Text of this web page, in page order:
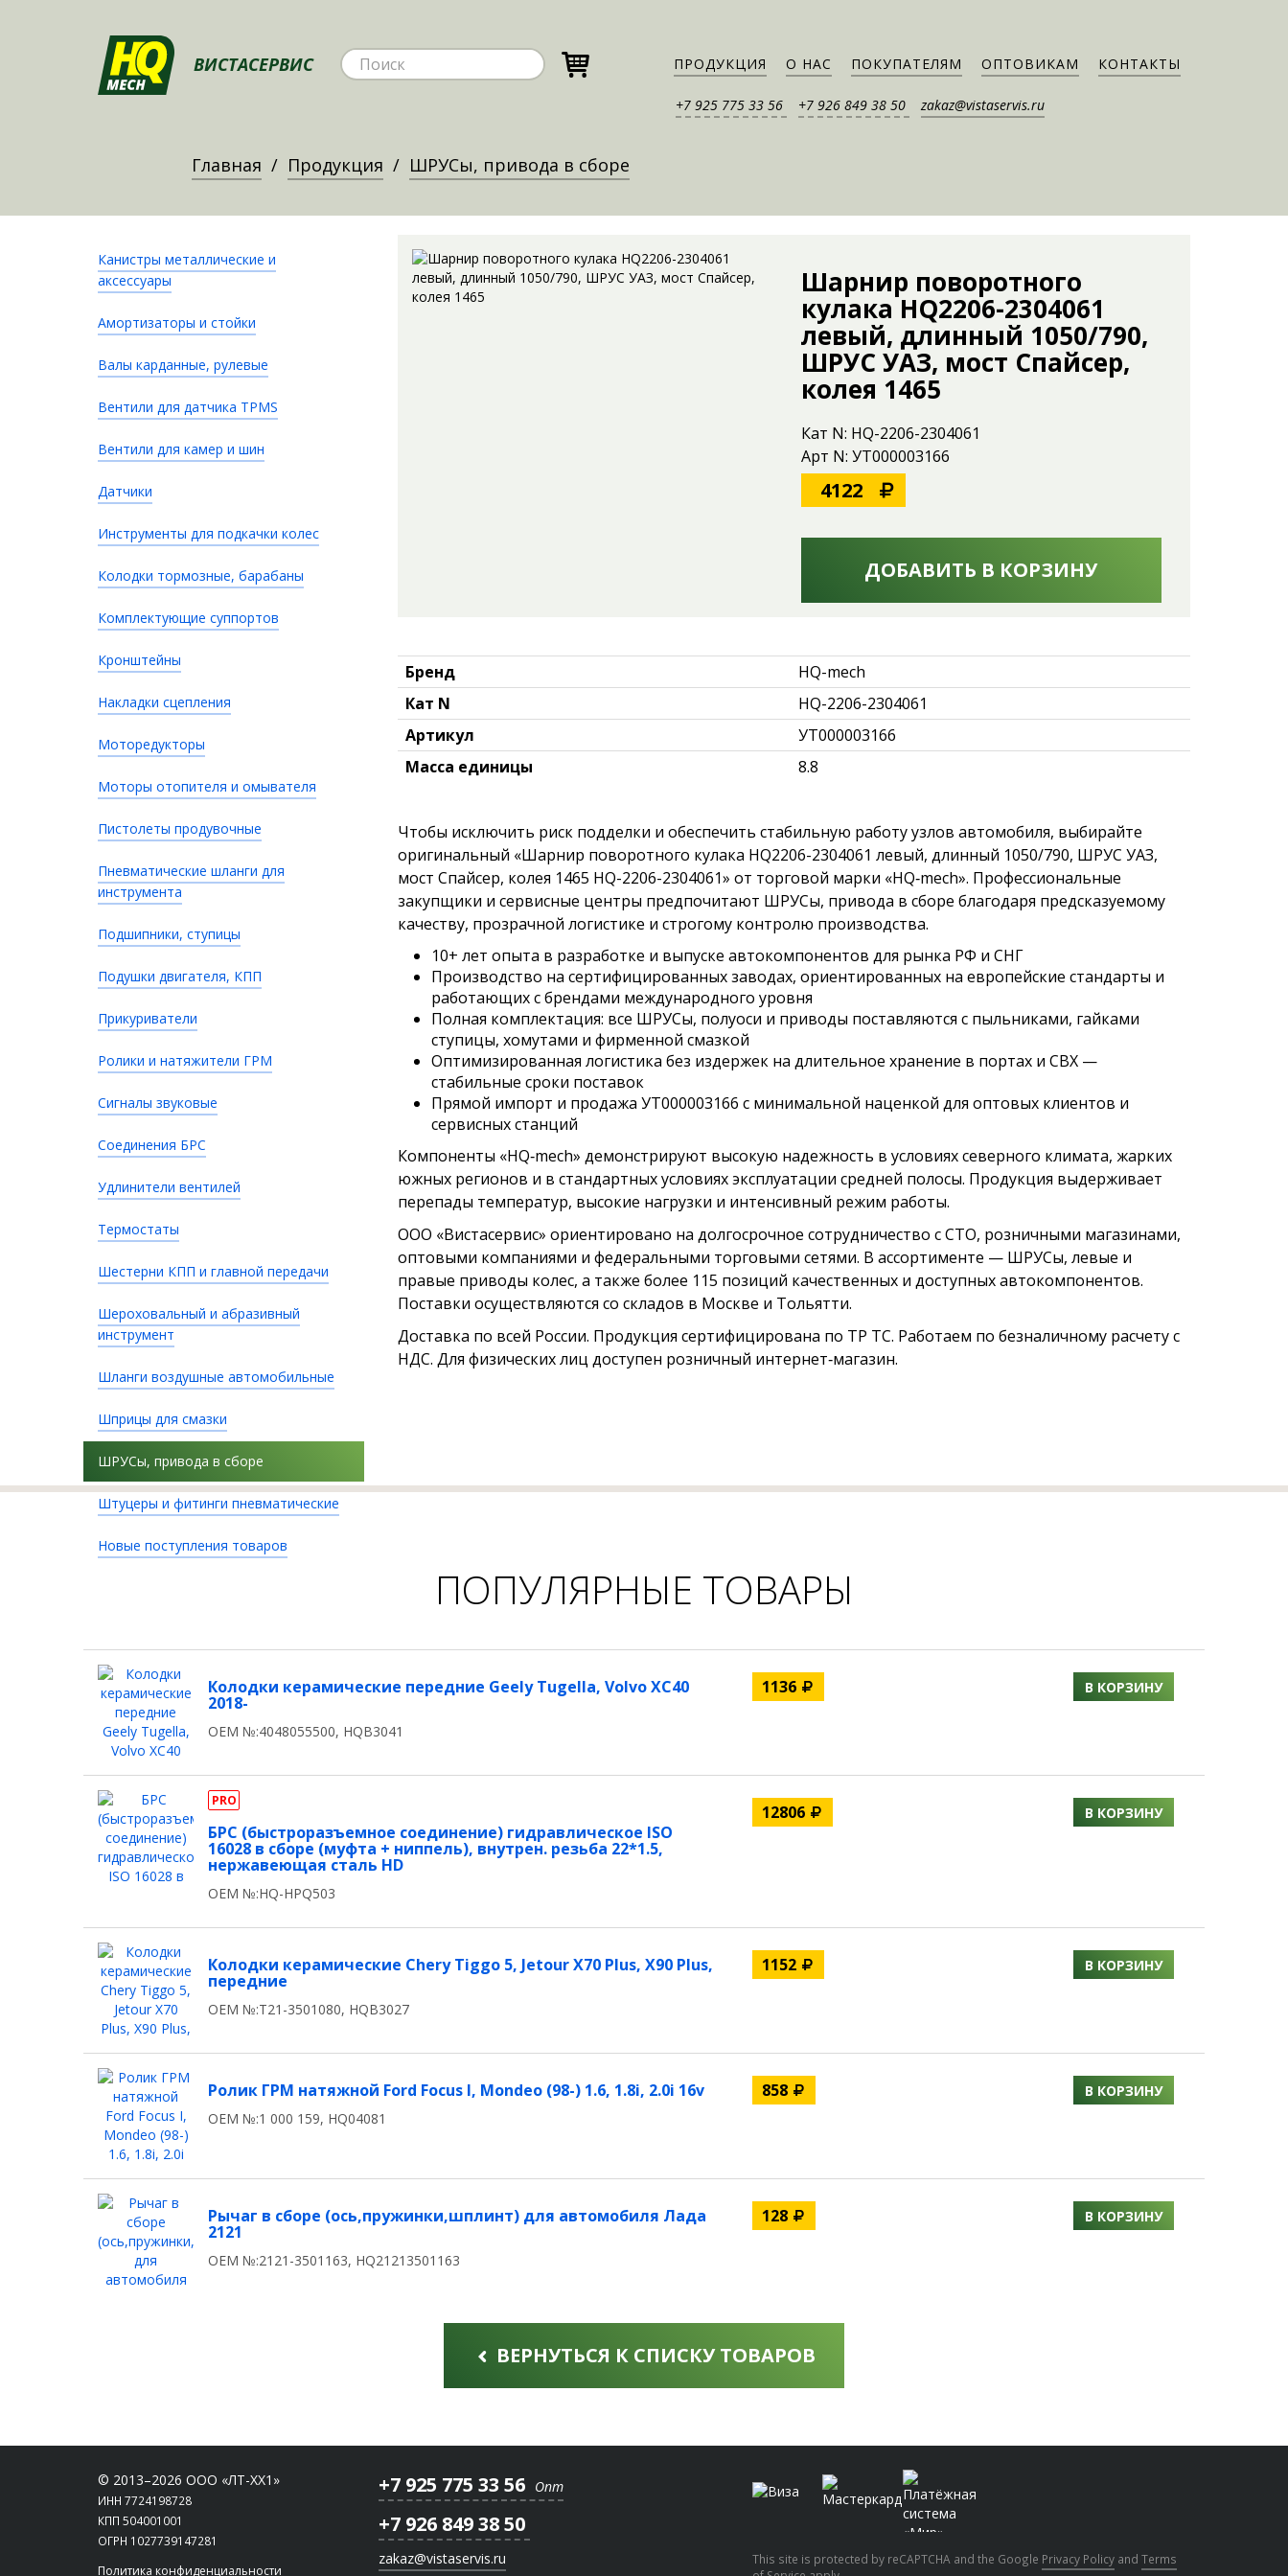
ВИСТАСЕРВИС ПРОДУКЦИЯ О НАС ПОКУПАТЕЛЯМ ОПТОВИКАМ КОНТАКТЫ
+7 925 775 33 56 +7 926 849 38 50 zakaz@vistaservis.ru
Главная Продукция ШРУСы, привода в сборе
Канистры металлические и
аксессуары
Амортизаторы и стойки
Валы карданные, рулевые
Вентили для датчика TPMS
Вентили для камер и шин
Датчики
Инструменты для подкачки колес
Колодки тормозные, барабаны
Комплектующие суппортов
Кронштейны
Накладки сцепления
Моторедукторы
Моторы отопителя и омывателя
Пистолеты продувочные
Пневматические шланги для
инструмента
Подшипники, ступицы
Подушки двигателя, КПП
Прикуриватели
Ролики и натяжители ГРМ
Сигналы звуковые
Соединения БРС
Удлинители вентилей
Термостаты
Шестерни КПП и главной передачи
Шероховальный и абразивный
инструмент
Шланги воздушные автомобильные
Шприцы для смазки
ШРУСы, привода в сборе
Штуцеры и фитинги пневматические
Новые поступления товаров
Шарнир поворотного
кулака HQ2206-2304061
левый, длинный 1050/790,
ШРУС УАЗ, мост Спайсер,
колея 1465
Кат N: HQ-2206-2304061
Арт N: УТ000003166
4122
ДОБАВИТЬ В КОРЗИНУ
Бренд
HQ-mech
Кат N
HQ-2206-2304061
Артикул
УТ000003166
Масса единицы
8.8
Чтобы исключить риск подделки и обеспечить стабильную работу узлов автомобиля, выбирайте
оригинальный «Шарнир поворотного кулака HQ2206-2304061 левый, длинный 1050/790, ШРУС УАЗ,
мост Спайсер, колея 1465 HQ-2206-2304061» от торговой марки «HQ‑mech». Профессиональные
закупщики и сервисные центры предпочитают ШРУСы, привода в сборе благодаря предсказуемому
качеству, прозрачной логистике и строгому контролю производства.
10+ лет опыта в разработке и выпуске автокомпонентов для рынка РФ и СНГ
Производство на сертифицированных заводах, ориентированных на европейские стандарты и
работающих с брендами международного уровня
Полная комплектация: все ШРУСы, полуоси и приводы поставляются с пыльниками, гайками
ступицы, хомутами и фирменной смазкой
Оптимизированная логистика без издержек на длительное хранение в портах и СВХ —
стабильные сроки поставок
Прямой импорт и продажа УТ000003166 с минимальной наценкой для оптовых клиентов и
сервисных станций
Компоненты «HQ‑mech» демонстрируют высокую надежность в условиях северного климата, жарких
южных регионов и в стандартных условиях эксплуатации средней полосы. Продукция выдерживает
перепады температур, высокие нагрузки и интенсивный режим работы.
ООО «Вистасервис» ориентировано на долгосрочное сотрудничество с СТО, розничными магазинами,
оптовыми компаниями и федеральными торговыми сетями. В ассортименте — ШРУСы, левые и
правые приводы колес, а также более 115 позиций качественных и доступных автокомпонентов.
Поставки осуществляются со складов в Москве и Тольятти.
Доставка по всей России. Продукция сертифицирована по ТР ТС. Работаем по безналичному расчету с
НДС. Для физических лиц доступен розничный интернет‑магазин.
ПОПУЛЯРНЫЕ ТОВАРЫ
Колодки керамические передние Geely Tugella, Volvo XC40
2018-
OEM №:4048055500, HQB3041
1136 В КОРЗИНУ
PRO
БРС (быстроразъемное соединение) гидравлическое ISO
16028 в сборе (муфта + ниппель), внутрен. резьба 22*1.5,
нержавеющая сталь HD
OEM №:HQ-HPQ503
12806 В КОРЗИНУ
Колодки керамические Chery Tiggo 5, Jetour X70 Plus, X90 Plus,
передние
OEM №:T21-3501080, HQB3027
1152 В КОРЗИНУ
Ролик ГРМ натяжной Ford Focus I, Mondeo (98-) 1.6, 1.8i, 2.0i 16v
OEM №:1 000 159, HQ04081
858 В КОРЗИНУ
Рычаг в сборе (ось,пружинки,шплинт) для автомобиля Лада
2121
OEM №:2121-3501163, HQ21213501163
128 В КОРЗИНУ
ВЕРНУТЬСЯ К СПИСКУ ТОВАРОВ
© 2013–2026 ООО «ЛТ-ХХ1»
ИНН 7724198728
КПП 504001001
ОГРН 1027739147281
Политика конфиденциальности
+7 925 775 33 56 Опт
+7 926 849 38 50
zakaz@vistaservis.ru This site is protected by reCAPTCHA and the Google Privacy Policyand Terms